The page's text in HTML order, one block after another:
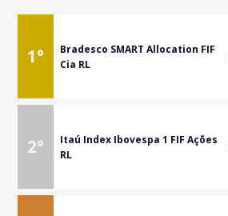
1°
Bradesco SMART Allocation FIF
Cia RL
2°
Itaú Index Ibovespa 1 FIF Ações
RL